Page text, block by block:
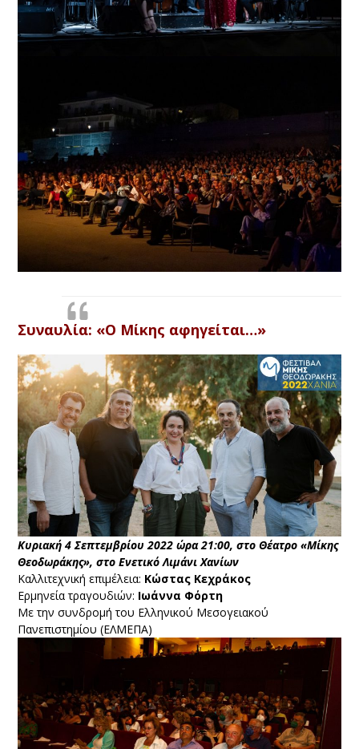
Συναυλία: «Ο Μίκης αφηγείται…»
Κυριακή 4 Σεπτεμβρίου 2022 ώρα 21:00, στο Θέατρο «Μίκης
Θεοδωράκης», στο Ενετικό Λιμάνι Χανίων
Καλλιτεχνική επιμέλεια: Κώστας Κεχράκος
Ερμηνεία τραγουδιών: Ιωάννα Φόρτη
Με την συνδρομή του Ελληνικού Μεσογειακού
Πανεπιστημίου (ΕΛΜΕΠΑ)